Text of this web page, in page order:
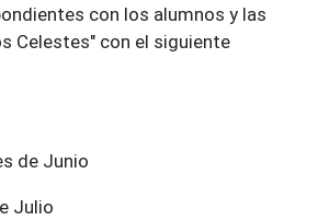
con los alumnos y las
Celestes" con el siguiente
de Junio
Julio